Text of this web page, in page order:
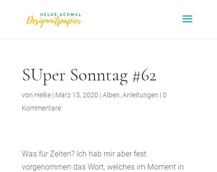
SUper Sonntag #62
von Helke| März 15, 2020 | Alben, Anleitungen | 0
Kommentare
Was für Zeiten? Ich hab mir aber fest
vorgenommen das Wort, welches im Moment in